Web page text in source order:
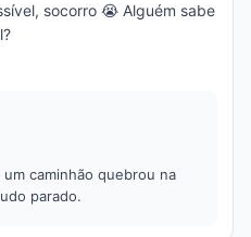
socorro 😭 Alguém sabe
um caminhão quebrou na
parado.